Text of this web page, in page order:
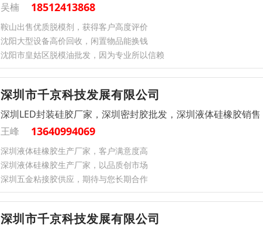
吴楠 18512413868
鞍山出售优质脱模剂，获得客户高度评价
沈阳大型设备高价回收，闲置物品能换钱
沈阳市皇姑区脱模油批发，因为专业所以信赖
深圳市千京科技发展有限公司
深圳LED封装硅胶厂家，深圳密封胶批发，深圳液体硅橡胶销售
王峰
13640994069
深圳液体硅橡胶生产厂家，客户满意度高
深圳液体硅橡胶生产厂家，以品质创市场
深圳五金粘接胶供应，期待与您长期合作
深圳市千京科技发展有限公司